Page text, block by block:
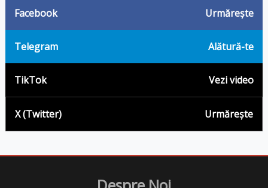
Facebook Urmărește
Telegram Alătură-te
TikTok Vezi video
X (Twitter) Urmărește